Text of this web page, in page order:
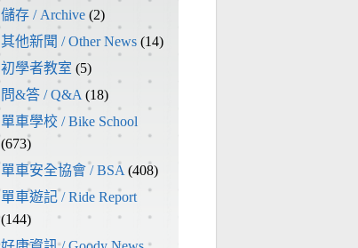
儲存 / Archive (2)
其他新聞 / Other News (14)
初學者教室 (5)
問&答 / Q&A (18)
單車學校 / Bike School
(673)
單車安全協會 / BSA (408)
單車遊記 / Ride Report
(144)